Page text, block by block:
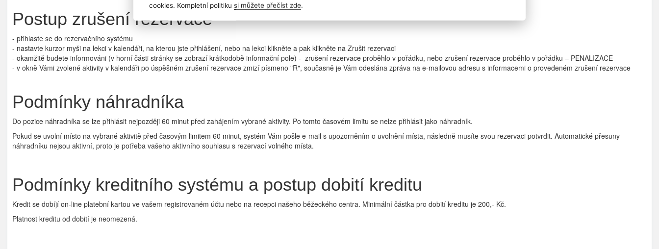
cookies. Kompletní politiku si můžete přečíst zde.
Postup zrušení rezervace
- přihlaste se do rezervačního systému
- nastavte kurzor myši na lekci v kalendáři, na kterou jste přihlášení, nebo na lekci klikněte a pak klikněte na Zrušit rezervaci
- okamžitě budete informováni (v horní části stránky se zobrazí krátkodobě informační pole) - zrušení rezervace proběhlo v pořádku, nebo zrušení rezervace proběhlo v pořádku – PENALIZACE
- v okně Vámi zvolené aktivity v kalendáři po úspěšném zrušení rezervace zmizí písmeno "R", současně je Vám odeslána zpráva na e-mailovou adresu s informacemi o provedeném zrušení rezervace
Podmínky náhradníka
Do pozice náhradníka se lze přihlásit nejpozději 60 minut před zahájením vybrané aktivity. Po tomto časovém limitu se nelze přihlásit jako náhradník.
Pokud se uvolní místo na vybrané aktivitě před časovým limitem 60 minut, systém Vám pošle e-mail s upozorněním o uvolnění místa, následně musíte svou rezervaci potvrdit. Automatické přesuny
náhradníku nejsou aktivní, proto je potřeba vašeho aktivního souhlasu s rezervací volného místa.
Podmínky kreditního systému a postup dobití kreditu
Kredit se dobíjí on-line platební kartou ve vašem registrovaném účtu nebo na recepci našeho běžeckého centra. Minimální částka pro dobití kreditu je 200,- Kč.
Platnost kreditu od dobití je neomezená.